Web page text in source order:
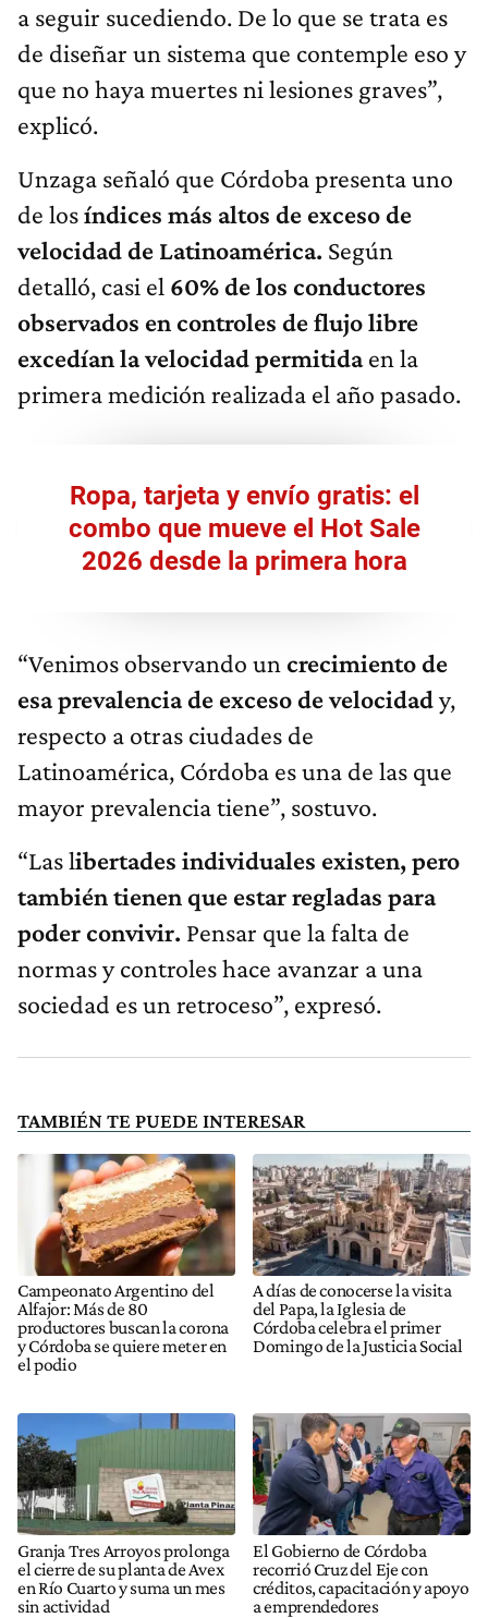
a seguir sucediendo. De lo que se trata es
de diseñar un sistema que contemple eso y
que no haya muertes ni lesiones graves”,
explicó.
Unzaga señaló que Córdoba presenta uno
de losíndices más altos de exceso de
velocidad de Latinoamérica. Según
detalló, casi el 60% de los conductores
observados en controles de flujo libre
excedían la velocidad permitidaen la
primera medición realizada el año pasado.
Ropa, tarjeta y envío gratis: el
combo que mueve el Hot Sale
2026 desde la primera hora
“Venimos observando un crecimiento de
esa prevalencia de exceso de velocidady,
respecto a otras ciudades de
Latinoamérica, Córdoba es una de las que
mayor prevalencia tiene”, sostuvo.
“Las libertades individuales existen, pero
también tienen que estar regladas para
poder convivir. Pensar que la falta de
normas y controles hace avanzar a una
sociedad es un retroceso”, expresó.
TAMBIÉN TE PUEDE INTERESAR
Campeonato Argentino del
Alfajor: Más de 80
productores buscan la corona
y Córdoba se quiere meter en
el podio
A días de conocerse la visita
del Papa, la Iglesia de
Córdoba celebra el primer
Domingo de la Justicia Social
Granja Tres Arroyos prolonga
el cierre de su planta de Avex
en Río Cuarto y suma un mes
sin actividad
El Gobierno de Córdoba
recorrió Cruz del Eje con
créditos, capacitación y apoyo
a emprendedores